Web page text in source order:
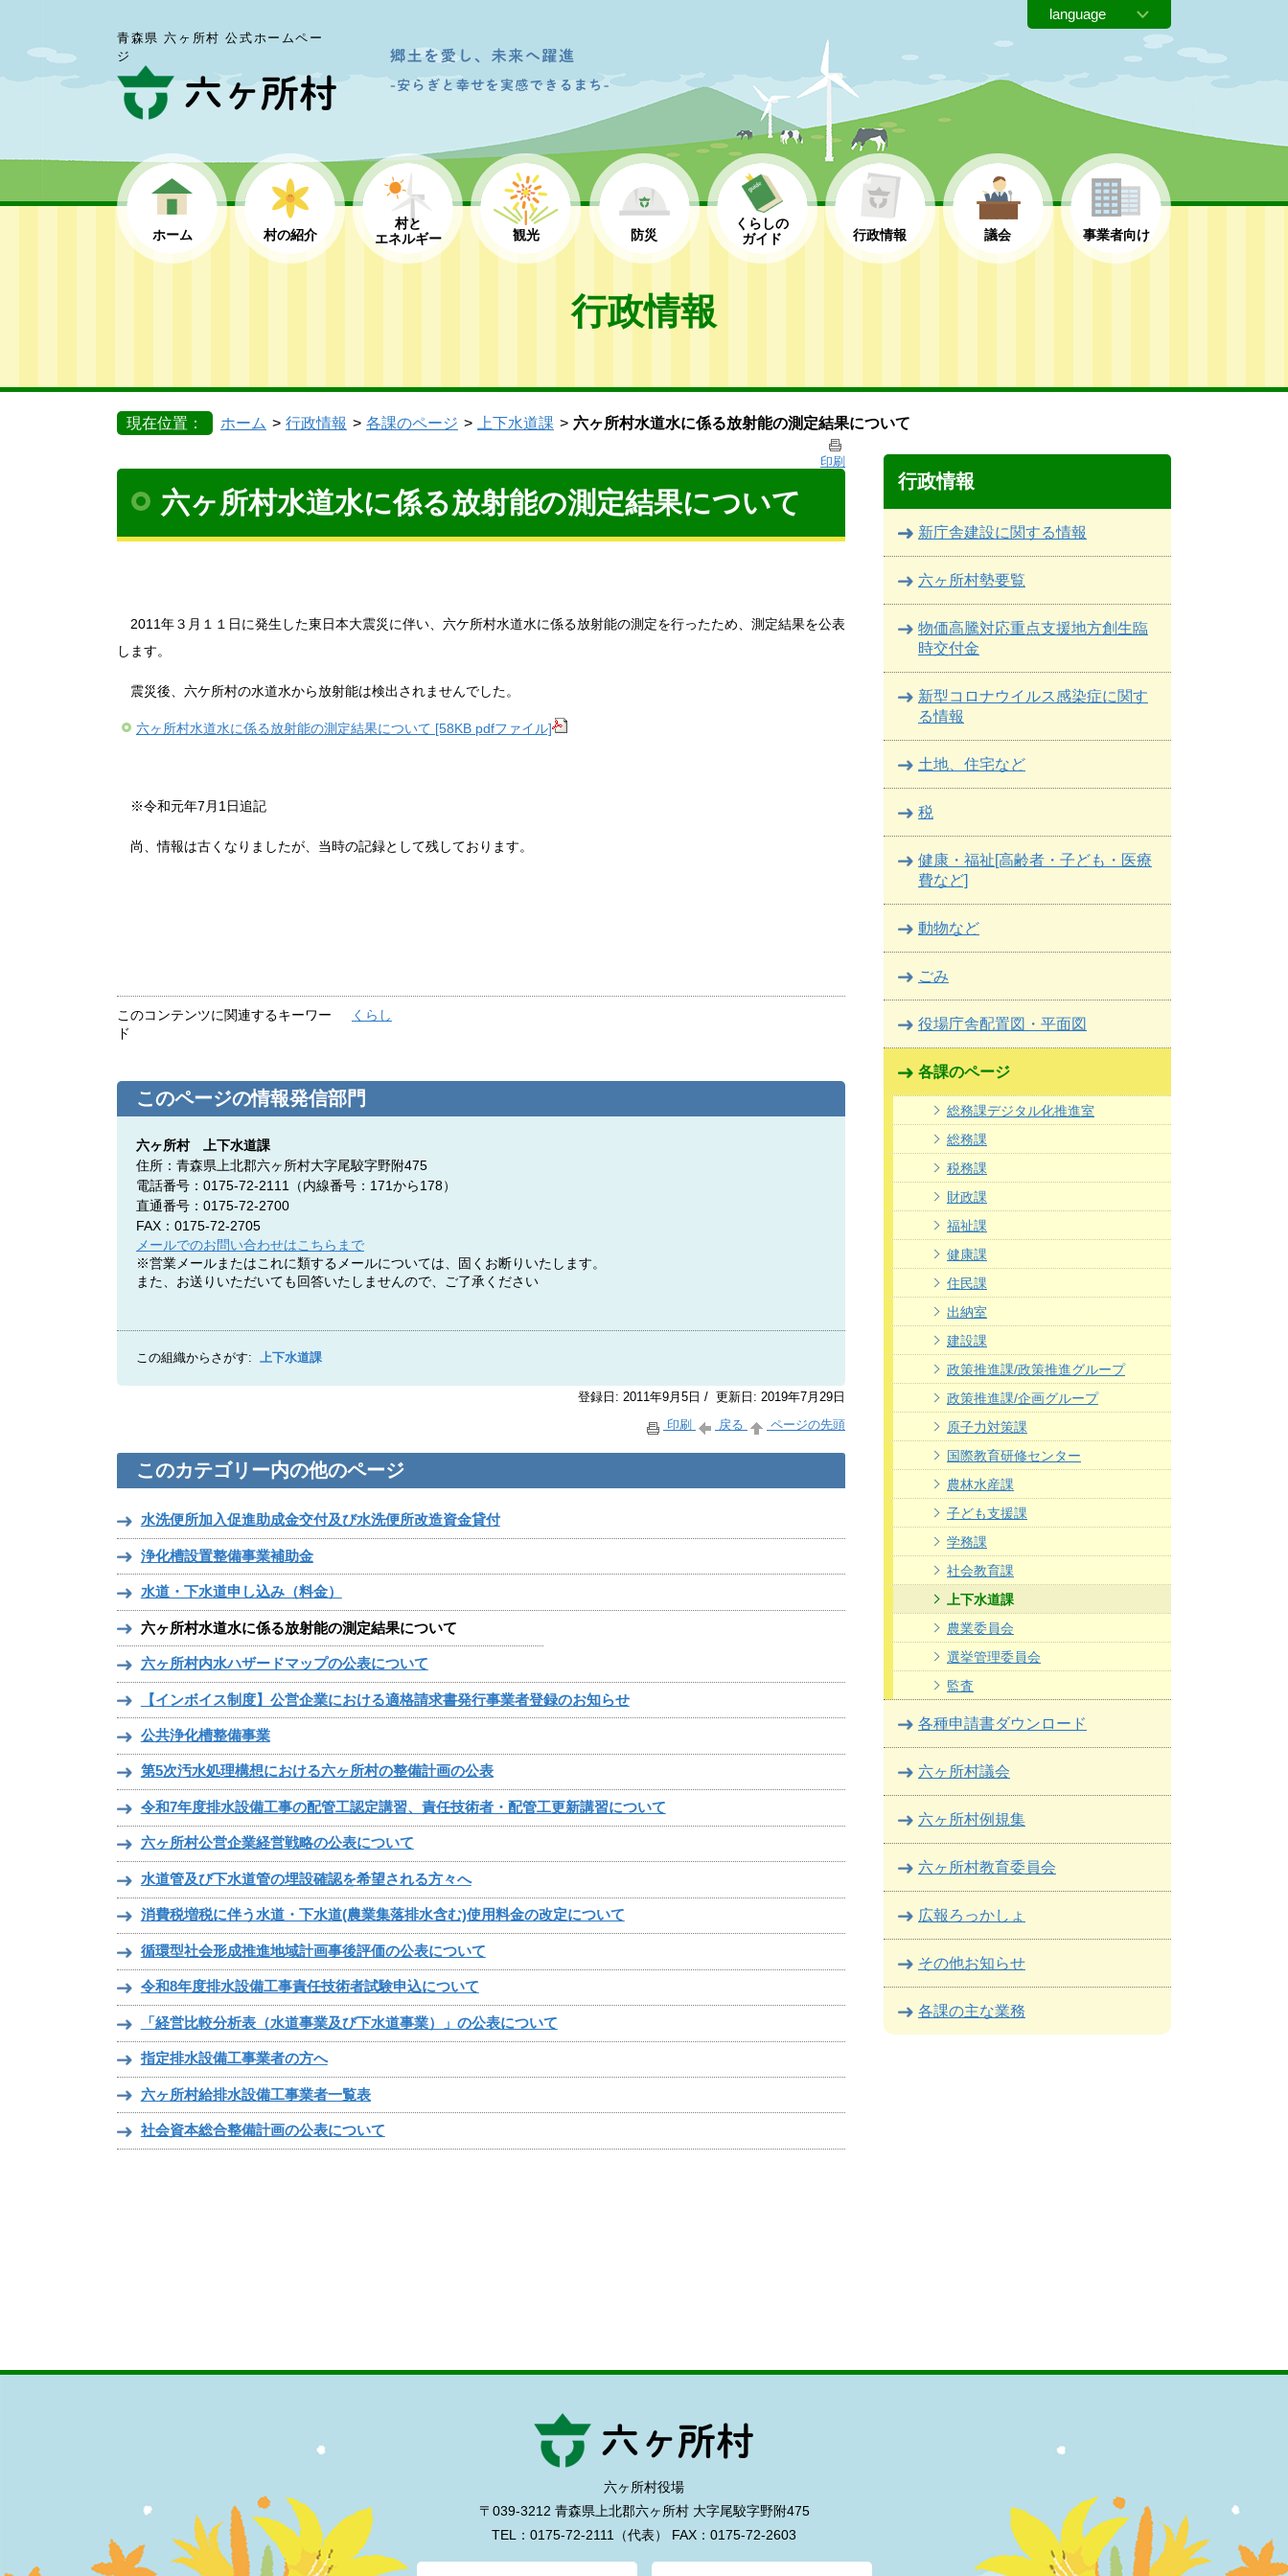
青森県 六ヶ所村 公式ホームペー
ジ
ホーム 村の紹介
村と
エネルギー
観光 防災
くらしの
ガイド
行政情報 議会 事業者向け
行政情報
現在位置： ホーム 行政情報 各課のページ 上下水道課 六ヶ所村水道水に係る放射能の測定結果について
行政情報
新庁舎建設に関する情報
六ヶ所村勢要覧
物価高騰対応重点支援地方創生臨
時交付金
新型コロナウイルス感染症に関す
る情報
土地、住宅など
税
健康・福祉[高齢者・子ども・医療
費など]
動物など
ごみ
役場庁舎配置図・平面図
各課のページ
総務課デジタル化推進室
総務課
税務課
財政課
福祉課
健康課
住民課
出納室
建設課
政策推進課/政策推進グループ
政策推進課/企画グループ
原子力対策課
国際教育研修センター
農林水産課
子ども支援課
学務課
社会教育課
上下水道課
農業委員会
選挙管理委員会
監査
各種申請書ダウンロード
六ヶ所村議会
六ヶ所村例規集
六ヶ所村教育委員会
広報ろっかしょ
その他お知らせ
各課の主な業務
印刷
六ヶ所村水道水に係る放射能の測定結果について
2011年３月１１日に発生した東日本大震災に伴い、六ケ所村水道水に係る放射能の測定を行ったため、測定結果を公表
します。
震災後、六ケ所村の水道水から放射能は検出されませんでした。
六ヶ所村水道水に係る放射能の測定結果について [58KB pdfファイル]
※令和元年7月1日追記
尚、情報は古くなりましたが、当時の記録として残しております。
このコンテンツに関連するキーワー
ド
くらし
このページの情報発信部門
六ヶ所村 上下水道課
住所：青森県上北郡六ヶ所村大字尾駮字野附475
電話番号：0175-72-2111（内線番号：171から178）
直通番号：0175-72-2700
FAX：0175-72-2705
メールでのお問い合わせはこちらまで
※営業メールまたはこれに類するメールについては、固くお断りいたします。
また、お送りいただいても回答いたしませんので、ご了承ください
この組織からさがす: 上下水道課
登録日: 2011年9月5日 / 更新日: 2019年7月29日
印刷
戻る ページの先頭
このカテゴリー内の他のページ
水洗便所加入促進助成金交付及び水洗便所改造資金貸付
浄化槽設置整備事業補助金
水道・下水道申し込み（料金）
六ヶ所村水道水に係る放射能の測定結果について
六ヶ所村内水ハザードマップの公表について
【インボイス制度】公営企業における適格請求書発行事業者登録のお知らせ
公共浄化槽整備事業
第5次汚水処理構想における六ヶ所村の整備計画の公表
令和7年度排水設備工事の配管工認定講習、責任技術者・配管工更新講習について
六ヶ所村公営企業経営戦略の公表について
水道管及び下水道管の埋設確認を希望される方々へ
消費税増税に伴う水道・下水道(農業集落排水含む)使用料金の改定について
循環型社会形成推進地域計画事後評価の公表について
令和8年度排水設備工事責任技術者試験申込について
「経営比較分析表（水道事業及び下水道事業）」の公表について
指定排水設備工事業者の方へ
六ヶ所村給排水設備工事業者一覧表
社会資本総合整備計画の公表について
六ヶ所村役場
〒039-3212 青森県上北郡六ヶ所村大字尾駮字野附475
TEL：0175-72-2111（代表）
FAX：0175-72-2603